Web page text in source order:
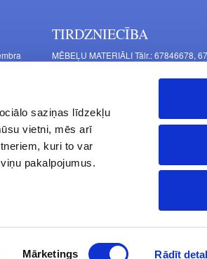
saziņas līdzekļu
vietni, mēs arī
kuri to var
pakalpojumus.
Mārketings Rādīt
TIRDZNIECĪBA
MĒBEĻU MATERIĀLI Tālr.: 67846678,
Mašīnu iela 11, Rīga, LV-1063, Latvija
FURNITŪRA MĒBELĒM Tālr.:
Latgales iela 452, Rīga, LV-1063, Latvija
S. 10:00 - 15:00, Sv. - brīvdiena